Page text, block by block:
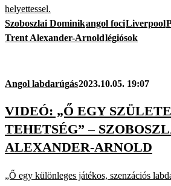
helyettessel.
Szoboszlai Dominikangol fociLiverpool
Trent Alexander-Arnoldlégiósok
Angol labdarúgás2023.10.05. 19:07
VIDEÓ: „Ő EGY
TEHETSÉG” –
ALEXANDER-ARNOLD
„Ő egy különleges játékos, szenzációs